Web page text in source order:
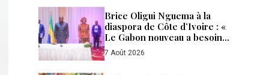
Gabon
Brice Oligui Nguema à la
diaspora de Côte d’Ivoire : «
Le Gabon nouveau a besoin
de tous ses enfants »
7 Août 2026